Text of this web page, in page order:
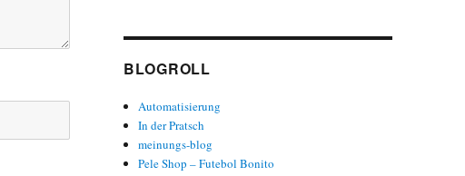
BLOGROLL
Automatisierung
In der Pratsch
meinungs-blog
Pele Shop – Futebol Bonito